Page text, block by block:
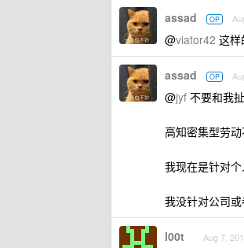
assad OP
@viator42 这样
assad OP
@jyf 不要和我
高知密集型劳
我现在是针对
我没针对公司
l00t Aug 7,